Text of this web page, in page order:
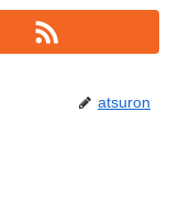
atsuron